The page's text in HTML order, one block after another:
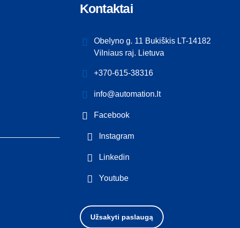
Kontaktai
Obelyno g. 11 Bukiškis LT-14182
Vilniaus raj. Lietuva
+370-615-38316
info@automation.lt
Facebook
Instagram
Linkedin
Youtube
Užsakyti paslaugą